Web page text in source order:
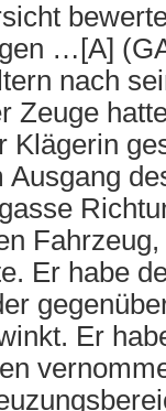
…[A]
nach
Zeuge
Klägerin
Er habe
Er